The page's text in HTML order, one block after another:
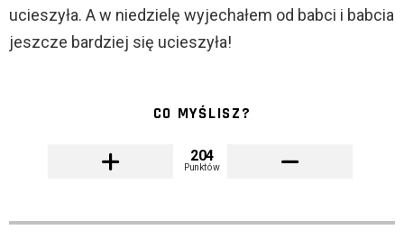
ucieszyła. A w niedzielę wyjechałem od babci i babcia
jeszcze bardziej się ucieszyła!
CO MYŚLISZ?
204
Punktów